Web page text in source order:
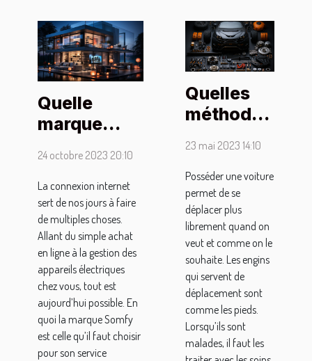
Quelle
marque
son service
domotique ?
24 octobre 2023 20:10
La connexion internet
sert de nos jours à faire
de multiples choses.
Allant du simple achat
en ligne à la gestion des
appareils électriques
chez vous, tout est
aujourd’hui possible. En
quoi la marque Somfy
est celle qu’il faut choisir
pour son service
Quelles
méthodes
trouver
des
pièces de
rechange
pour
voiture ?
23 mai 2023 14:10
Posséder une voiture
permet de se
déplacer plus
librement quand on
veut et comme on le
souhaite. Les engins
qui servent de
déplacement sont
comme les pieds.
Lorsqu’ils sont
malades, il faut les